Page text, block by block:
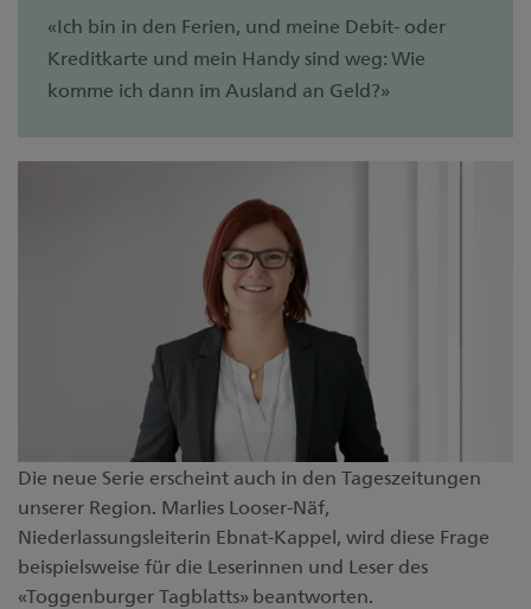
«Ich bin in den Ferien, und meine Debit- oder
Kreditkarte und mein Handy sind weg: Wie
komme ich dann im Ausland an Geld?»
Die neue Serie erscheint auch in den Tageszeitungen
unserer Region. Marlies Looser-Näf,
Niederlassungsleiterin Ebnat-Kappel, wird diese Frage
beispielsweise für die Leserinnen und Leser des
«Toggenburger Tagblatts» beantworten.